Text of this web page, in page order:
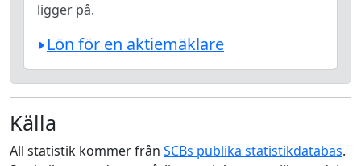
ligger på.
Lön för en aktiemäklare
Källa
All statistik kommer från SCBs publika statistikdatabas.